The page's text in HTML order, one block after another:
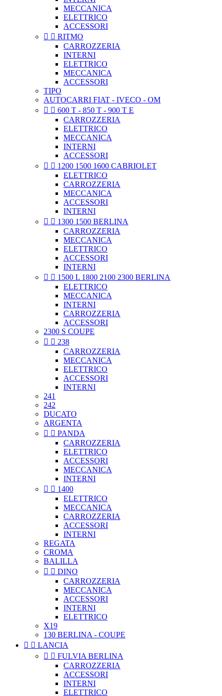
MECCANICA
ELETTRICO
ACCESSORI
  RITMO
CARROZZERIA
INTERNI
ELETTRICO
MECCANICA
ACCESSORI
TIPO
AUTOCARRI FIAT - IVECO - OM
  600 T - 850 T - 900 T E
CARROZZERIA
ELETTRICO
MECCANICA
INTERNI
ACCESSORI
  1200 1500 1600 CABRIOLET
ELETTRICO
CARROZZERIA
MECCANICA
ACCESSORI
INTERNI
  1300 1500 BERLINA
CARROZZERIA
MECCANICA
ELETTRICO
ACCESSORI
INTERNI
  1500 L 1800 2100 2300 BERLINA
ELETTRICO
MECCANICA
INTERNI
CARROZZERIA
ACCESSORI
2300 S COUPE
  238
CARROZZERIA
MECCANICA
ELETTRICO
ACCESSORI
INTERNI
241
242
DUCATO
ARGENTA
  PANDA
CARROZZERIA
ELETTRICO
ACCESSORI
MECCANICA
INTERNI
  1400
ELETTRICO
MECCANICA
CARROZZERIA
ACCESSORI
INTERNI
REGATA
CROMA
BALILLA
  DINO
CARROZZERIA
MECCANICA
ACCESSORI
INTERNI
ELETTRICO
X19
130 BERLINA - COUPE
  LANCIA
  FULVIA BERLINA
CARROZZERIA
ACCESSORI
INTERNI
ELETTRICO